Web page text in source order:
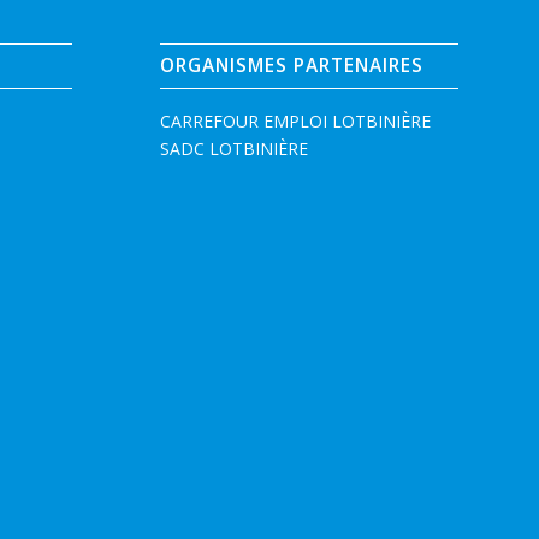
ORGANISMES PARTENAIRES
CARREFOUR EMPLOI LOTBINIÈRE
SADC LOTBINIÈRE